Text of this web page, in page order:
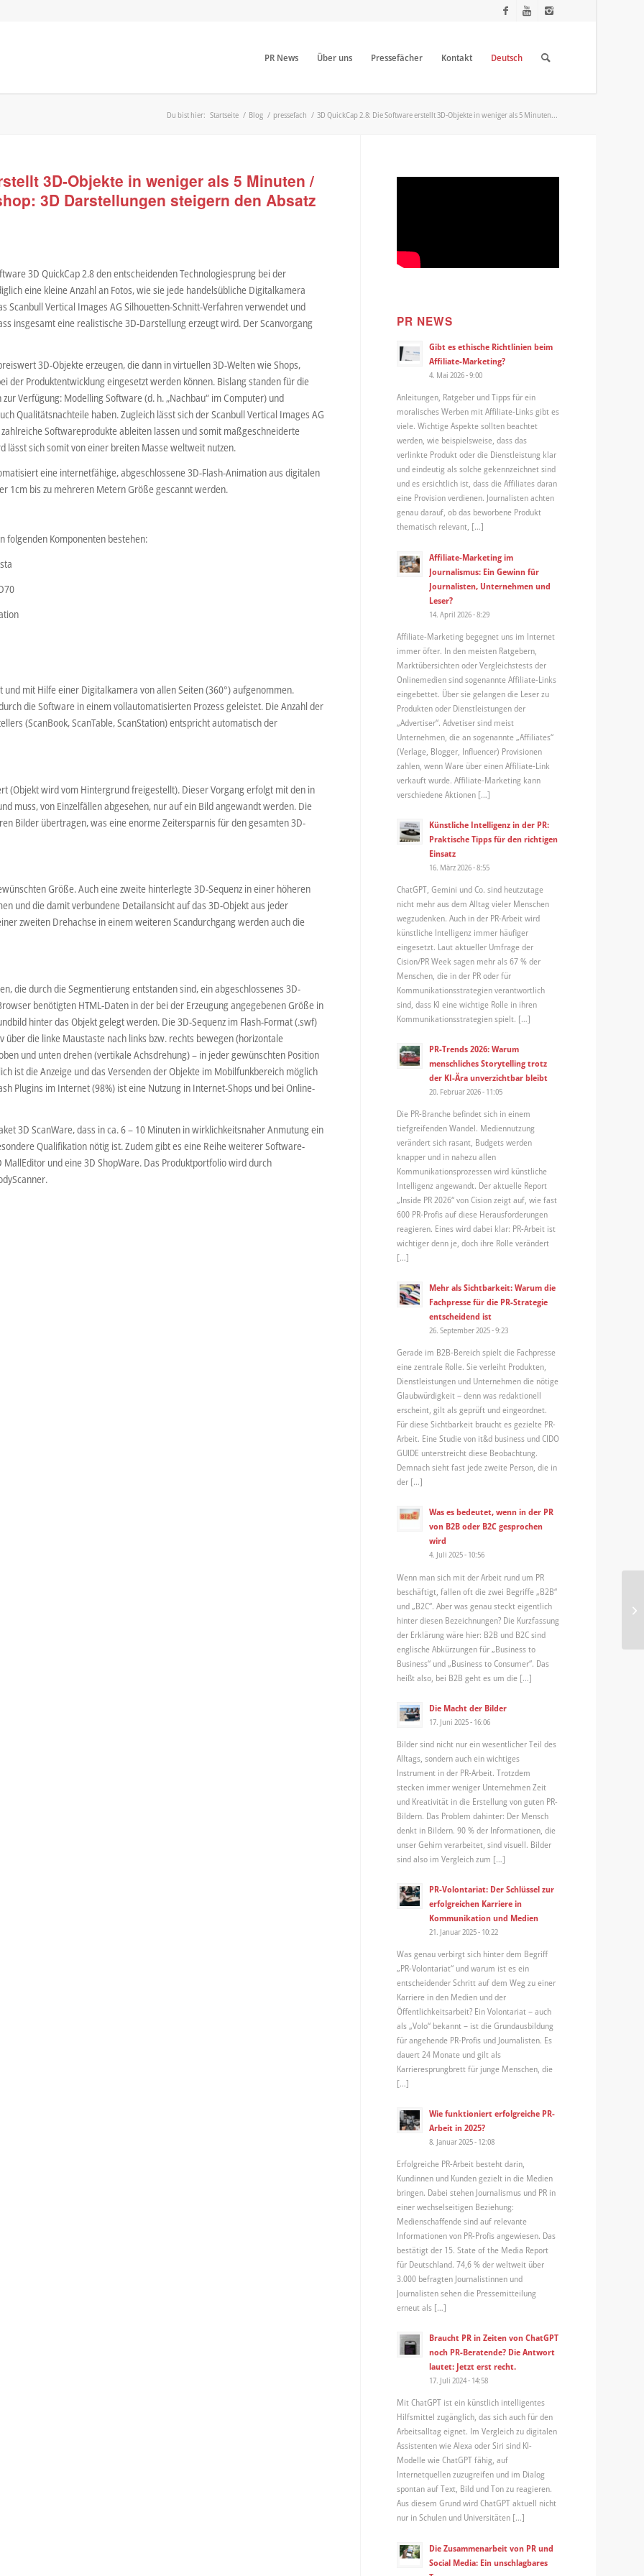
PR News Über uns Pressefächer Kontakt Deutsch
Du bist hier: Startseite / Blog / pressefach / 3D QuickCap 2.8: Die Software erstellt 3D-Objekte in weniger als 5 Minuten...
3D-Objekte in weniger als 5 Minuten /
3D Darstellungen steigern den Absatz
3D QuickCap 2.8 den entscheidenden Technologiesprung bei der
eine kleine Anzahl an Fotos, wie sie jede handelsübliche Digitalkamera
Scanbull Vertical Images AG Silhouetten-Schnitt-Verfahren verwendet und
insgesamt eine realistische 3D-Darstellung erzeugt wird. Der Scanvorgang
3D-Objekte erzeugen, die dann in virtuellen 3D-Welten wie Shops,
der Produktentwicklung eingesetzt werden können. Bislang standen für die
Verfügung: Modelling Software (d. h. „Nachbau“ im Computer) und
Qualitätsnachteile haben. Zugleich lässt sich der Scanbull Vertical Images AG
Softwareprodukte ableiten lassen und somit maßgeschneiderte
sich somit von einer breiten Masse weltweit nutzen.
eine internetfähige, abgeschlossene 3D-Flash-Animation aus digitalen
1cm bis zu mehreren Metern Größe gescannt werden.
folgenden Komponenten bestehen:
mit Hilfe einer Digitalkamera von allen Seiten (360°) aufgenommen.
die Software in einem vollautomatisierten Prozess geleistet. Die Anzahl der
(ScanBook, ScanTable, ScanStation) entspricht automatisch der
(Objekt wird vom Hintergrund freigestellt). Dieser Vorgang erfolgt mit den in
muss, von Einzelfällen abgesehen, nur auf ein Bild angewandt werden. Die
Bilder übertragen, was eine enorme Zeitersparnis für den gesamten 3D-
Größe. Auch eine zweite hinterlegte 3D-Sequenz in einer höheren
und die damit verbundene Detailansicht auf das 3D-Objekt aus jeder
zweiten Drehachse in einem weiteren Scandurchgang werden auch die
die durch die Segmentierung entstanden sind, ein abgeschlossenes 3D-
benötigten HTML-Daten in der bei der Erzeugung angegebenen Größe in
hinter das Objekt gelegt werden. Die 3D-Sequenz im Flash-Format (.swf)
die linke Maustaste nach links bzw. rechts bewegen (horizontale
und unten drehen (vertikale Achsdrehung) – in jeder gewünschten Position
ist die Anzeige und das Versenden der Objekte im Mobilfunkbereich möglich
Plugins im Internet (98%) ist eine Nutzung in Internet-Shops und bei Online-
3D ScanWare, dass in ca. 6 – 10 Minuten in wirklichkeitsnaher Anmutung ein
Qualifikation nötig ist. Zudem gibt es eine Reihe weiterer Software-
und eine 3D ShopWare. Das Produktportfolio wird durch
PR NEWS
Gibt es ethische Richtlinien beim
Affiliate-Marketing?
4. Mai 2026 - 9:00
Anleitungen, Ratgeber und Tipps für ein
moralisches Werben mit Affiliate-Links gibt es
viele. Wichtige Aspekte sollten beachtet
werden, wie beispielsweise, dass das
verlinkte Produkt oder die Dienstleistung klar
und eindeutig als solche gekennzeichnet sind
und es ersichtlich ist, dass die Affiliates daran
eine Provision verdienen. Journalisten achten
genau darauf, ob das beworbene Produkt
thematisch relevant, […]
Affiliate-Marketing im
Journalismus: Ein Gewinn für
Journalisten, Unternehmen und
Leser?
14. April 2026 - 8:29
Affiliate-Marketing begegnet uns im Internet
immer öfter. In den meisten Ratgebern,
Marktübersichten oder Vergleichstests der
Onlinemedien sind sogenannte Affiliate-Links
eingebettet. Über sie gelangen die Leser zu
Produkten oder Dienstleistungen der
„Advertiser“. Advetiser sind meist
Unternehmen, die an sogenannte „Affiliates“
(Verlage, Blogger, Influencer) Provisionen
zahlen, wenn Ware über einen Affiliate-Link
verkauft wurde. Affiliate-Marketing kann
verschiedene Aktionen […]
Künstliche Intelligenz in der PR:
Praktische Tipps für den richtigen
Einsatz
16. März 2026 - 8:55
ChatGPT, Gemini und Co. sind heutzutage
nicht mehr aus dem Alltag vieler Menschen
wegzudenken. Auch in der PR-Arbeit wird
künstliche Intelligenz immer häufiger
eingesetzt. Laut aktueller Umfrage der
Cision/PR Week sagen mehr als 67 % der
Menschen, die in der PR oder für
Kommunikationsstrategien verantwortlich
sind, dass KI eine wichtige Rolle in ihren
Kommunikationsstrategien spielt. […]
PR-Trends 2026: Warum
menschliches Storytelling trotz
der KI-Ära unverzichtbar bleibt
20. Februar 2026 - 11:05
Die PR-Branche befindet sich in einem
tiefgreifenden Wandel. Mediennutzung
verändert sich rasant, Budgets werden
knapper und in nahezu allen
Kommunikationsprozessen wird künstliche
Intelligenz angewandt. Der aktuelle Report
„Inside PR 2026“ von Cision zeigt auf, wie fast
600 PR-Profis auf diese Herausforderungen
reagieren. Eines wird dabei klar: PR-Arbeit ist
wichtiger denn je, doch ihre Rolle verändert
[…]
Mehr als Sichtbarkeit: Warum die
Fachpresse für die PR-Strategie
entscheidend ist
26. September 2025 - 9:23
Gerade im B2B-Bereich spielt die Fachpresse
eine zentrale Rolle. Sie verleiht Produkten,
Dienstleistungen und Unternehmen die nötige
Glaubwürdigkeit – denn was redaktionell
erscheint, gilt als geprüft und eingeordnet.
Für diese Sichtbarkeit braucht es gezielte PR-
Arbeit. Eine Studie von it&d business und CIDO
GUIDE unterstreicht diese Beobachtung.
Demnach sieht fast jede zweite Person, die in
der […]
Was es bedeutet, wenn in der PR
von B2B oder B2C gesprochen
wird
4. Juli 2025 - 10:56
Wenn man sich mit der Arbeit rund um PR
beschäftigt, fallen oft die zwei Begriffe „B2B“
und „B2C“. Aber was genau steckt eigentlich
hinter diesen Bezeichnungen? Die Kurzfassung
der Erklärung wäre hier: B2B und B2C sind
englische Abkürzungen für „Business to
Business“ und „Business to Consumer“. Das
heißt also, bei B2B geht es um die […]
Die Macht der Bilder
17. Juni 2025 - 16:06
Bilder sind nicht nur ein wesentlicher Teil des
Alltags, sondern auch ein wichtiges
Instrument in der PR-Arbeit. Trotzdem
stecken immer weniger Unternehmen Zeit
und Kreativität in die Erstellung von guten PR-
Bildern. Das Problem dahinter: Der Mensch
denkt in Bildern. 90 % der Informationen, die
unser Gehirn verarbeitet, sind visuell. Bilder
sind also im Vergleich zum […]
PR-Volontariat: Der Schlüssel zur
erfolgreichen Karriere in
Kommunikation und Medien
21. Januar 2025 - 10:22
Was genau verbirgt sich hinter dem Begriff
„PR-Volontariat“ und warum ist es ein
entscheidender Schritt auf dem Weg zu einer
Karriere in den Medien und der
Öffentlichkeitsarbeit? Ein Volontariat – auch
als „Volo“ bekannt – ist die Grundausbildung
für angehende PR-Profis und Journalisten. Es
dauert 24 Monate und gilt als
Karrieresprungbrett für junge Menschen, die
[…]
Wie funktioniert erfolgreiche PR-
Arbeit in 2025?
8. Januar 2025 - 12:08
Erfolgreiche PR-Arbeit besteht darin,
Kundinnen und Kunden gezielt in die Medien
bringen. Dabei stehen Journalismus und PR in
einer wechselseitigen Beziehung:
Medienschaffende sind auf relevante
Informationen von PR-Profis angewiesen. Das
bestätigt der 15. State of the Media Report
für Deutschland. 74,6 % der weltweit über
3.000 befragten Journalistinnen und
Journalisten sehen die Pressemitteilung
erneut als […]
Braucht PR in Zeiten von ChatGPT
noch PR-Beratende? Die Antwort
lautet: Jetzt erst recht.
17. Juli 2024 - 14:58
Mit ChatGPT ist ein künstlich intelligentes
Hilfsmittel zugänglich, das sich auch für den
Arbeitsalltag eignet. Im Vergleich zu digitalen
Assistenten wie Alexa oder Siri sind KI-
Modelle wie ChatGPT fähig, auf
Internetquellen zuzugreifen und im Dialog
spontan auf Text, Bild und Ton zu reagieren.
Aus diesem Grund wird ChatGPT aktuell nicht
nur in Schulen und Universitäten […]
Die Zusammenarbeit von PR und
Social Media: Ein unschlagbares